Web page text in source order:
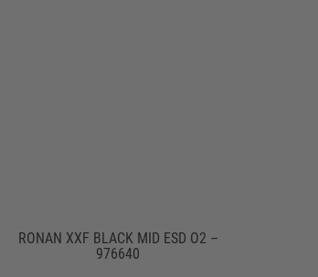
RONAN XXF BLACK MID ESD O2 –
976640